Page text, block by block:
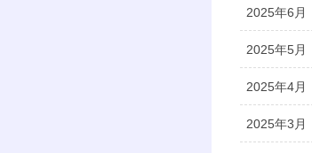
2025年6月
2025年5月
2025年4月
2025年3月